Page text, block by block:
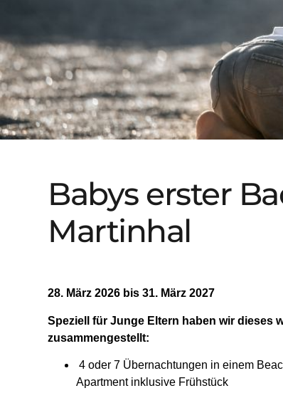
Babys erster
Martinhal
28. März 2026 bis 31. März 2027
Speziell für Junge Eltern haben wir dieses
zusammengestellt:
4 oder 7 Übernachtungen in einem
Apartment inklusive Frühstück